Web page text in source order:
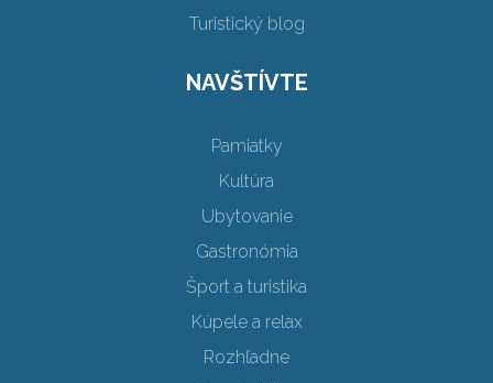
Turistický blog
NAVŠTÍVTE
Pamiatky
Kultúra
Ubytovanie
Gastronómia
Šport a turistika
Kúpele a relax
Rozhľadne